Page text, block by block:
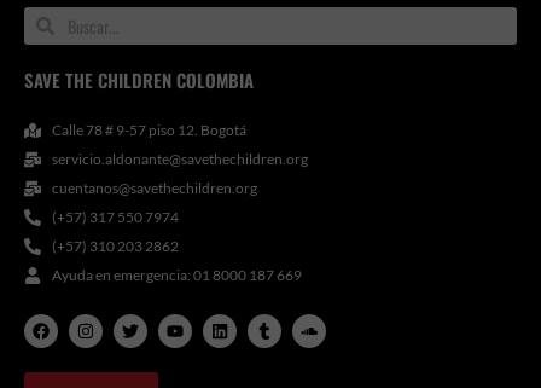
SearchSearch
SAVE THE CHILDREN COLOMBIA
Calle 78 # 9-57 piso 12. Bogotá
servicio.aldonante@savethechildren.org
cuentanos@savethechildren.org
(+57) 317 550 7974
(+57) 310 203 2862
Ayuda en emergencia: 01 8000 187 669
F
a
c
e
I
n
s
t
T
w
i
t
Y
o
u
L
i
n
T
u
m
S
o
u